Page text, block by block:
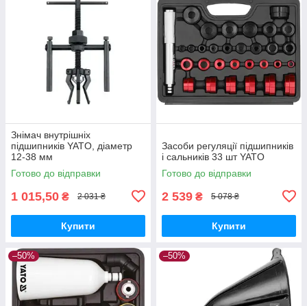
Знімач внутрішніх
підшипників YATO, діаметр
12-38 мм
Готово до відправки
1 015,50 ₴ 2 031 ₴
Купити
Засоби регуляції підшипників
і сальників 33 шт YATO
Готово до відправки
2 539 ₴ 5 078 ₴
Купити
–50% –50%